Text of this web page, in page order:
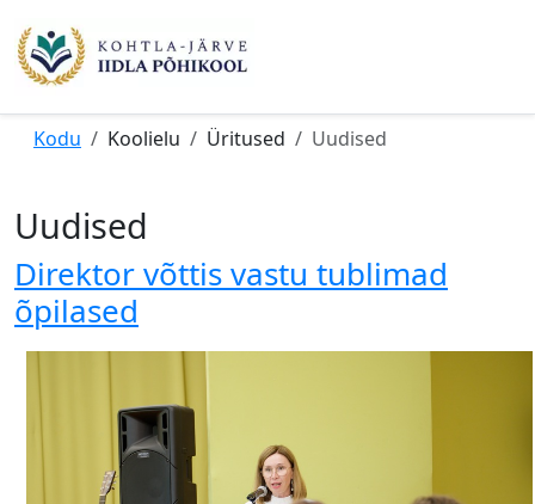
Kodu Koolielu Üritused Uudised
Uudised
Direktor võttis vastu tublimad
õpilased